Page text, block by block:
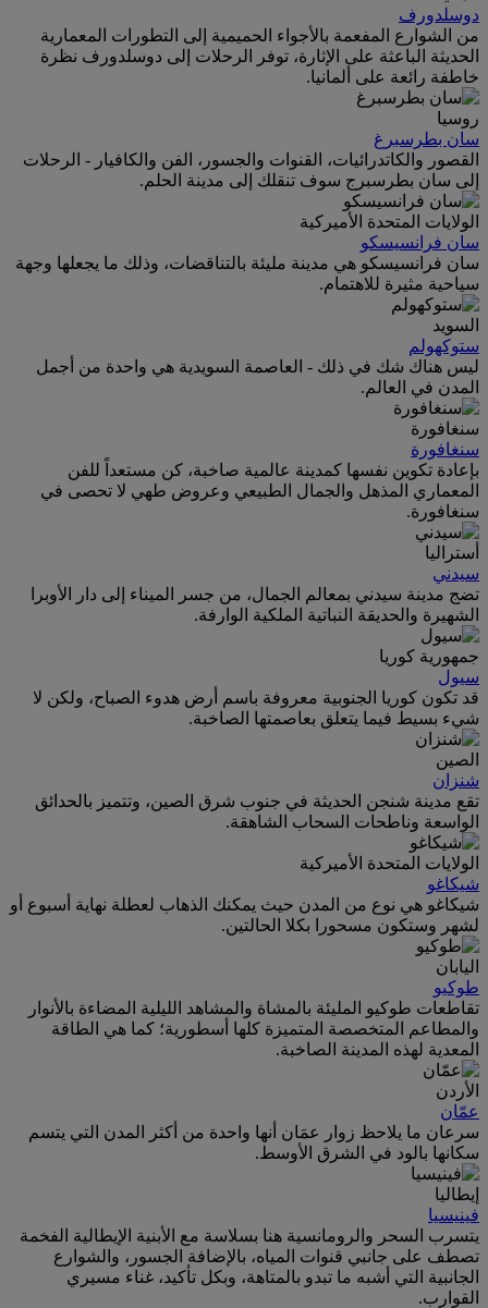
دوسلدورف
من الشوارع المفعمة بالأجواء الحميمية إلى التطورات المعمارية
الحديثة الباعثة على الإثارة، توفر الرحلات إلى دوسلدورف نظرة
خاطفة رائعة على ألمانيا.
روسيا
سان بطرسبرغ
القصور والكاتدرائيات، القنوات والجسور، الفن والكافيار - الرحلات
إلى سان بطرسبرج سوف تنقلك إلى مدينة الحلم.
الولايات المتحدة الأميركية
سان فرانسيسكو
سان فرانسيسكو هي مدينة مليئة بالتناقضات، وذلك ما يجعلها وجهة
سياحية مثيرة للاهتمام.
السويد
ستوكهولم
ليس هناك شك في ذلك - العاصمة السويدية هي واحدة من أجمل
المدن في العالم.
سنغافورة
سنغافورة
بإعادة تكوين نفسها كمدينة عالمية صاخبة، كن مستعداً للفن
المعماري المذهل والجمال الطبيعي وعروض طهي لا تحصى في
سنغافورة.
أستراليا
سيدني
تضج مدينة سيدني بمعالم الجمال، من جسر الميناء إلى دار الأوبرا
الشهيرة والحديقة النباتية الملكية الوارفة.
جمهورية كوريا
سيول
قد تكون كوريا الجنوبية معروفة باسم أرض هدوء الصباح، ولكن لا
شيء بسيط فيما يتعلق بعاصمتها الصاخبة.
الصين
شنزان
تقع مدينة شنجن الحديثة في جنوب شرق الصين، وتتميز بالحدائق
الواسعة وناطحات السحاب الشاهقة.
الولايات المتحدة الأميركية
شيكاغو
شيكاغو هي نوع من المدن حيث يمكنك الذهاب لعطلة نهاية أسبوع أو
لشهر وستكون مسحورا بكلا الحالتين.
اليابان
طوكيو
تقاطعات طوكيو المليئة بالمشاة والمشاهد الليلية المضاءة بالأنوار
والمطاعم المتخصصة المتميزة كلها أسطورية؛ كما هي الطاقة
المعدية لهذه المدينة الصاخبة.
الأردن
عمّان
سرعان ما يلاحظ زوار عمَان أنها واحدة من أكثر المدن التي يتسم
سكانها بالود في الشرق الأوسط.
إيطاليا
فينيسيا
يتسرب السحر والرومانسية هنا بسلاسة مع الأبنية الإيطالية الفخمة
تصطف على جانبي قنوات المياه، بالإضافة الجسور، والشوارع
الجانبية التي أشبه ما تبدو بالمتاهة، وبكل تأكيد، غناء مسيري
القوارب.